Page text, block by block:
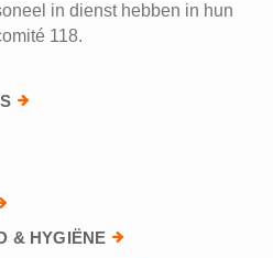
in dienst hebben in hun
118.
& HYGIËNE